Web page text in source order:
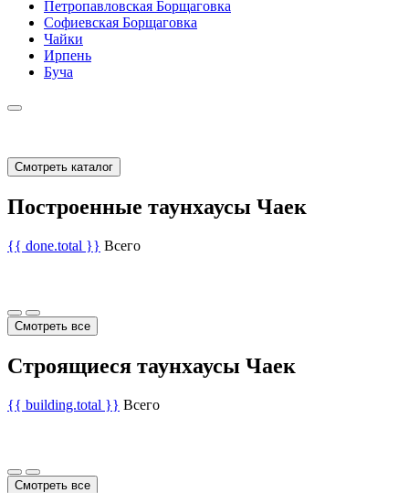
Петропавловская Борщаговка
Софиевская Борщаговка
Чайки
Ирпень
Буча
Смотреть каталог
Построенные таунхаусы Чаек
{{ done.total }} Всего
Смотреть все
Строящиеся таунхаусы Чаек
{{ building.total }} Всего
Смотреть все